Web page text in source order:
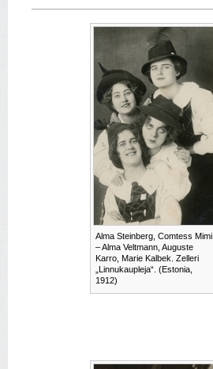
Alma Steinberg, Comtess Mimi
– Alma Veltmann, Auguste
Karro, Marie Kalbek. Zelleri
„Linnukaupleja“. (Estonia,
1912)